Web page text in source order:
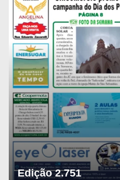
Edição 2.751